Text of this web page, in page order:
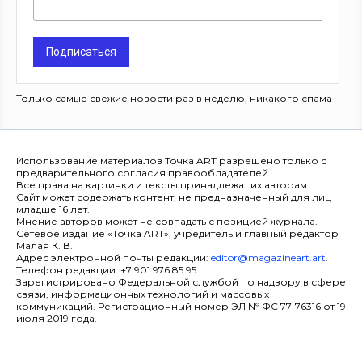
Подписаться
Только самые свежие новости раз в неделю, никакого спама
Использование материалов Точка ART разрешено только с
предварительного согласия правообладателей.
Все права на картинки и тексты принадлежат их авторам.
Сайт может содержать контент, не предназначенный для лиц
младше 16 лет.
Мнение авторов может не совпадать с позицией журнала.
Сетевое издание «Точка ART», учредитель и главный редактор
Малая К. В.
Адрес электронной почты редакции: editor@magazineart.art.
Телефон редакции: +7 901 976 85 95.
Зарегистрировано Федеральной службой по надзору в сфере
связи, информационных технологий и массовых
коммуникаций. Регистрационный номер ЭЛ № ФС 77-76316 от 19
июля 2019 года.